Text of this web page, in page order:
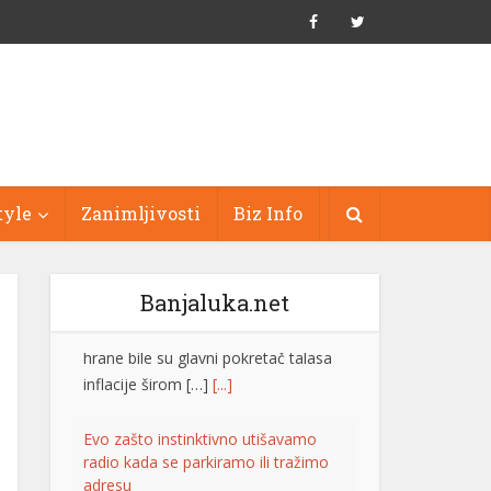
Zanimljivosti Biz Info
Banjaluka.net
Evo zašto instinktivno utišavamo
radio kada se parkiramo ili tražimo
Gotovo svaki vozač je bar jednom
utišao radio kada je pokušavao da